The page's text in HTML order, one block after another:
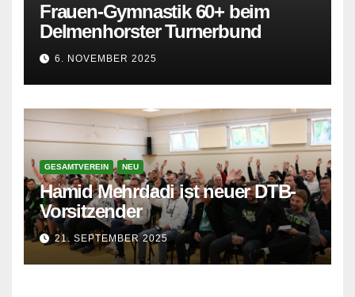
Frauen-Gymnastik 60+ beim
Delmenhorster Turnerbund
6. NOVEMBER 2025
GESAMTVEREIN NEU
Hamid Mehrdadi ist neuer DTB-
Vorsitzender
21. SEPTEMBER 2025